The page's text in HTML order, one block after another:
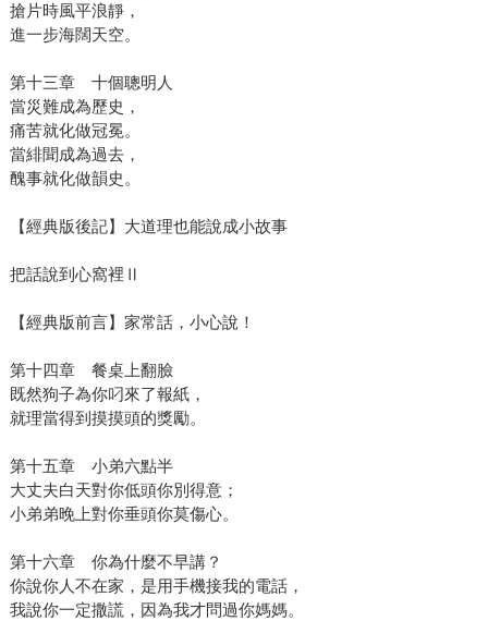
搶片時風平浪靜，
進一步海闊天空。
第十三章 十個聰明人
當災難成為歷史，
痛苦就化做冠冕。
當緋聞成為過去，
醜事就化做韻史。
【經典版後記】大道理也能說成小故事
把話說到心窩裡Ⅱ
【經典版前言】家常話，小心說！
第十四章 餐桌上翻臉
既然狗子為你叼來了報紙，
就理當得到摸摸頭的獎勵。
第十五章 小弟六點半
大丈夫白天對你低頭你別得意；
小弟弟晚上對你垂頭你莫傷心。
第十六章 你為什麼不早講？
你說你人不在家，是用手機接我的電話，
我說你一定撒謊，因為我才問過你媽媽。